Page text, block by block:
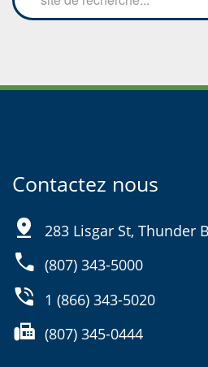
the
site
Contactez nous
pin_drop 283 Lisgar St, Thunder
phone (807) 343-5000
phone_in_talk 1 (866) 343-5020
fax (807) 345-0444